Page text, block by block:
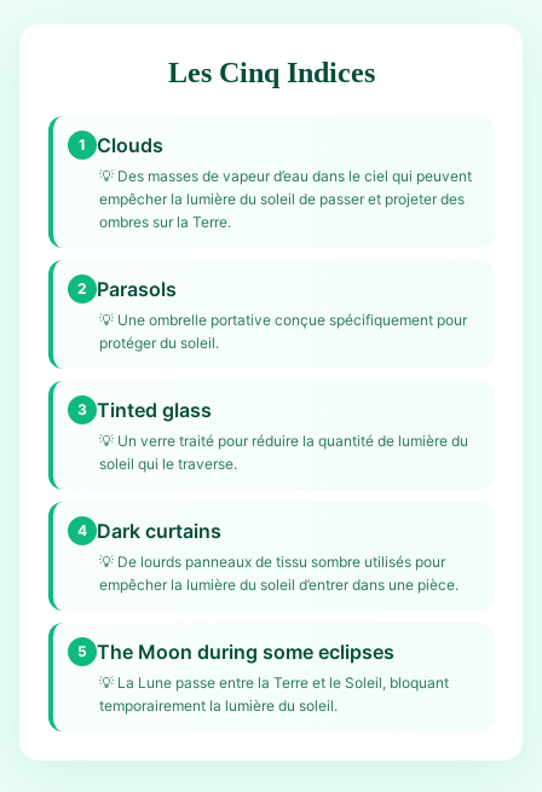
Les Cinq Indices
1 Clouds
💡 Des masses de vapeur d’eau dans le ciel qui peuvent
empêcher la lumière du soleil de passer et projeter des
ombres sur la Terre.
2 Parasols
💡 Une ombrelle portative conçue spécifiquement pour
protéger du soleil.
3 Tinted glass
💡 Un verre traité pour réduire la quantité de lumière du
soleil qui le traverse.
4 Dark curtains
💡 De lourds panneaux de tissu sombre utilisés pour
empêcher la lumière du soleil d’entrer dans une pièce.
5 The Moon during some eclipses
💡 La Lune passe entre la Terre et le Soleil, bloquant
temporairement la lumière du soleil.